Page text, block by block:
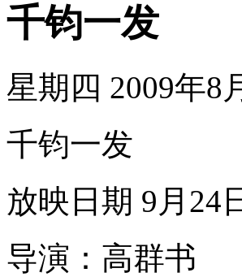
千钧一发
星期四 2009年8
千钧一发
放映日期 9月24
导演：高群书